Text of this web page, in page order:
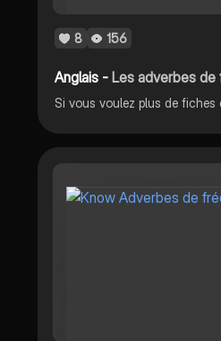
8 156
Anglais -Les adverbes de